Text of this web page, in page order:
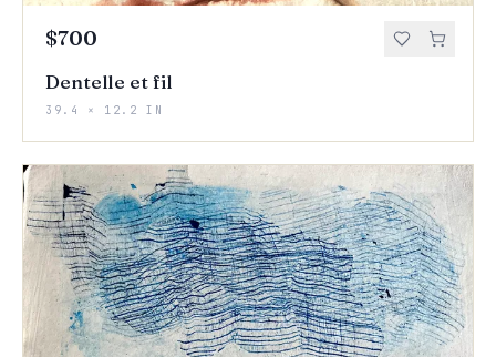
$700
Dentelle et fil
39.4 × 12.2 IN